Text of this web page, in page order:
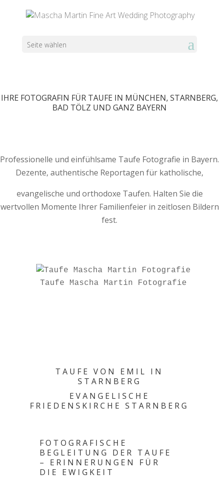
Seite wählen
IHRE FOTOGRAFIN FÜR TAUFE IN MÜNCHEN, STARNBERG,
BAD TÖLZ UND GANZ BAYERN
Professionelle und einfühlsame Taufe Fotografie in Bayern.
Dezente, authentische Reportagen für katholische,
evangelische und orthodoxe Taufen. Halten Sie die
wertvollen Momente Ihrer Familienfeier in zeitlosen Bildern
fest.
Taufe Mascha Martin Fotografie
TAUFE VON EMIL IN
STARNBERG
EVANGELISCHE
FRIEDENSKIRCHE STARNBERG
FOTOGRAFISCHE
BEGLEITUNG DER TAUFE
– ERINNERUNGEN FÜR
DIE EWIGKEIT